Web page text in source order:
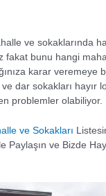
ve sokaklarında
fakat bunu hangi
karar veremeye
dar sokakları hayır
problemler olabiliyor.
ve Sokakları
Paylaşın ve Bizde